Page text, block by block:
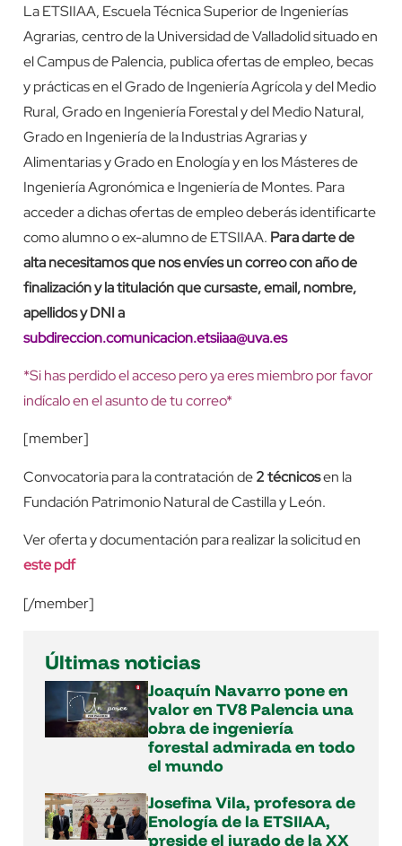
La ETSIIAA, Escuela Técnica Superior de Ingenierías
Agrarias, centro de la Universidad de Valladolid situado en
el Campus de Palencia, publica ofertas de empleo, becas
y prácticas en el Grado de Ingeniería Agrícola y del Medio
Rural, Grado en Ingeniería Forestal y del Medio Natural,
Grado en Ingeniería de la Industrias Agrarias y
Alimentarias y Grado en Enología y en los Másteres de
Ingeniería Agronómica e Ingeniería de Montes. Para
acceder a dichas ofertas de empleo deberás identificarte
como alumno o ex-alumno de ETSIIAA. Para darte de
alta necesitamos que nos envíes un correo con año de
finalización y la titulación que cursaste, email, nombre,
apellidos y DNI a
subdireccion.comunicacion.etsiiaa@uva.es
*Si has perdido el acceso pero ya eres miembro por favor
indícalo en el asunto de tu correo*
[member]
Convocatoria para la contratación de2 técnicosen la
Fundación Patrimonio Natural de Castilla y León.
Ver oferta y documentación para realizar la solicitud en
este pdf
[/member]
Últimas noticias
Joaquín Navarro pone en
valor en TV8 Palencia una
obra de ingeniería
forestal admirada en todo
el mundo
Josefina Vila, profesora de
Enología de la ETSIIAA,
preside el jurado de la XX